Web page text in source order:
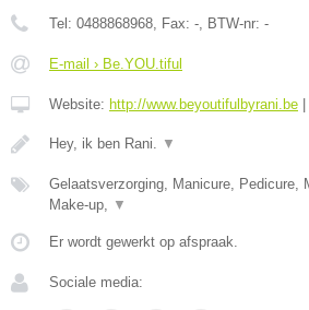
Tel: 0488868968, Fax: -, BTW-nr: -
E-mail › Be.YOU.tiful
Website: http://www.beyoutifulbyrani.be
Hey, ik ben Rani. ▼
Gelaatsverzorging, Manicure, Pedicure,
Make-up, ▼
Er wordt gewerkt op afspraak.
Sociale media: